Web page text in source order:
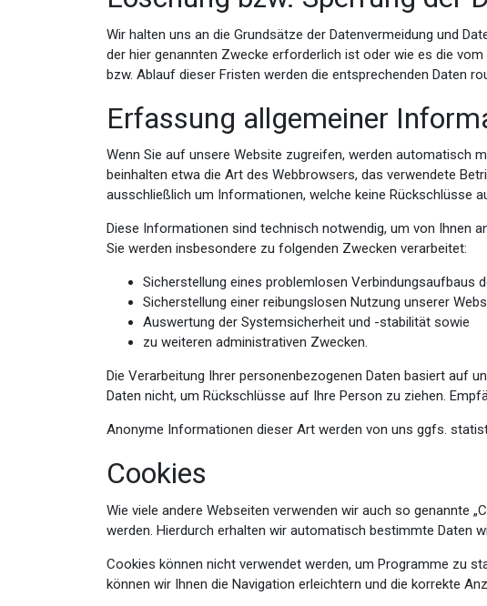
Wir halten uns an die Grundsätze der Datenvermeidung und
der hier genannten Zwecke erforderlich ist oder wie es die
bzw. Ablauf dieser Fristen werden die entsprechenden Daten
Erfassung allgemeiner
Wenn Sie auf unsere Website zugreifen, werden automatisch
beinhalten etwa die Art des Webbrowsers, das verwendete
ausschließlich um Informationen, welche keine Rückschlüsse
Diese Informationen sind technisch notwendig, um von Ihnen
Sie werden insbesondere zu folgenden Zwecken verarbeitet:
Sicherstellung eines problemlosen Verbindungsaufbaus
Sicherstellung einer reibungslosen Nutzung unserer
Auswertung der Systemsicherheit und -stabilität sowie
zu weiteren administrativen Zwecken.
Die Verarbeitung Ihrer personenbezogenen Daten basiert auf
Daten nicht, um Rückschlüsse auf Ihre Person zu ziehen.
Anonyme Informationen dieser Art werden von uns ggfs.
Cookies
Wie viele andere Webseiten verwenden wir auch so genannte
werden. Hierdurch erhalten wir automatisch bestimmte Daten
Cookies können nicht verwendet werden, um Programme zu
können wir Ihnen die Navigation erleichtern und die korrekte